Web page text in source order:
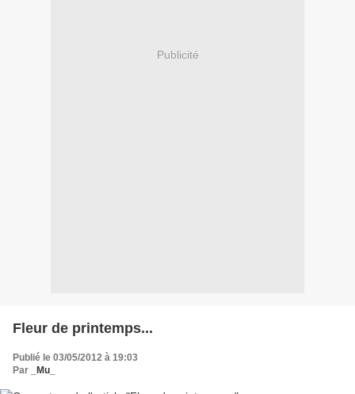
Publicité
Fleur de printemps...
Publié le 03/05/2012 à 19:03
Par
_Mu_